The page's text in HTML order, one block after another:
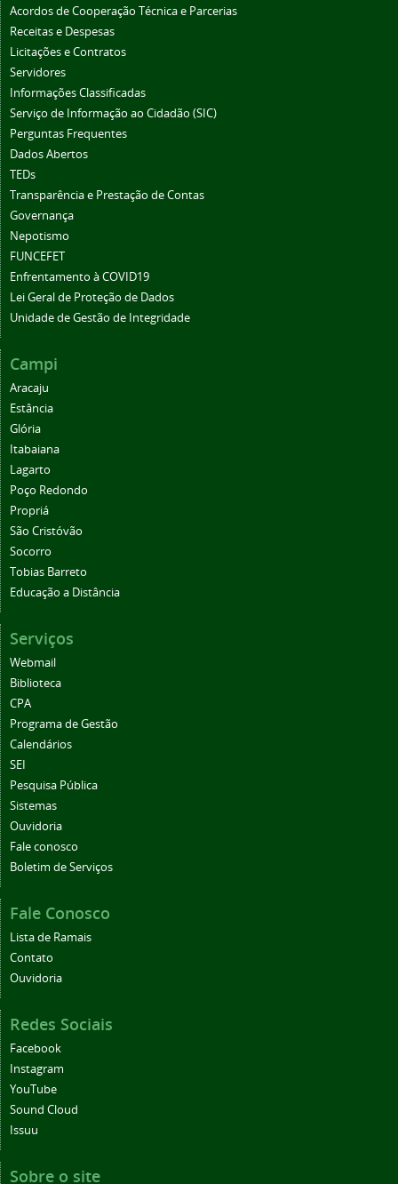
Acordos de Cooperação Técnica e Parcerias
Receitas e Despesas
Licitações e Contratos
Servidores
Informações Classificadas
Serviço de Informação ao Cidadão (SIC)
Perguntas Frequentes
Dados Abertos
TEDs
Transparência e Prestação de Contas
Governança
Nepotismo
FUNCEFET
Enfrentamento à COVID19
Lei Geral de Proteção de Dados
Unidade de Gestão de Integridade
Campi
Aracaju
Estância
Glória
Itabaiana
Lagarto
Poço Redondo
Propriá
São Cristóvão
Socorro
Tobias Barreto
Educação a Distância
Serviços
Webmail
Biblioteca
CPA
Programa de Gestão
Calendários
SEI
Pesquisa Pública
Sistemas
Ouvidoria
Fale conosco
Boletim de Serviços
Fale Conosco
Lista de Ramais
Contato
Ouvidoria
Redes Sociais
Facebook
Instagram
YouTube
Sound Cloud
Issuu
Sobre o site